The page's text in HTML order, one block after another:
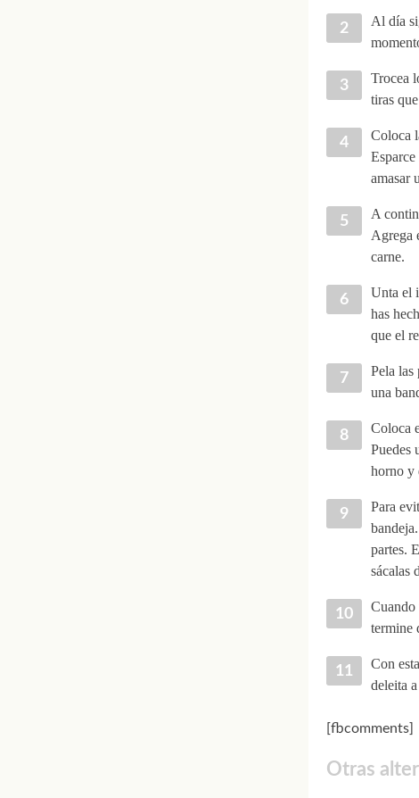
Al día
Trocea
tiras
Coloca
amasar
A
Agrega
carne.
Unta el
has
que el
Pela las
una
Coloca
Puedes
horno y
Para
partes.
sácalas
Cuando
termine
Con
deleita
[fbcomments]
Otras